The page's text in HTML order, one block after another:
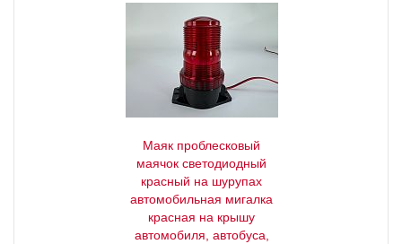
Маяк проблесковый
маячок светодиодный
красный на шурупах
автомобильная мигалка
красная на крышу
автомобиля, автобуса,